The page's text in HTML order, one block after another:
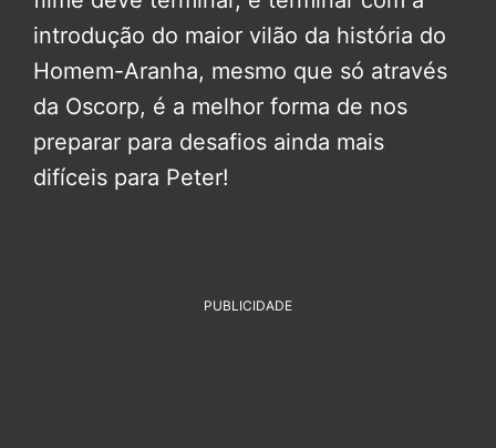
introdução do maior vilão da história do
Homem-Aranha, mesmo que só através
da Oscorp, é a melhor forma de nos
preparar para desafios ainda mais
difíceis para Peter!
PUBLICIDADE